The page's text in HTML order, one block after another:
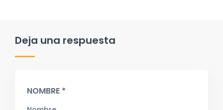
Deja una respuesta
NOMBRE *